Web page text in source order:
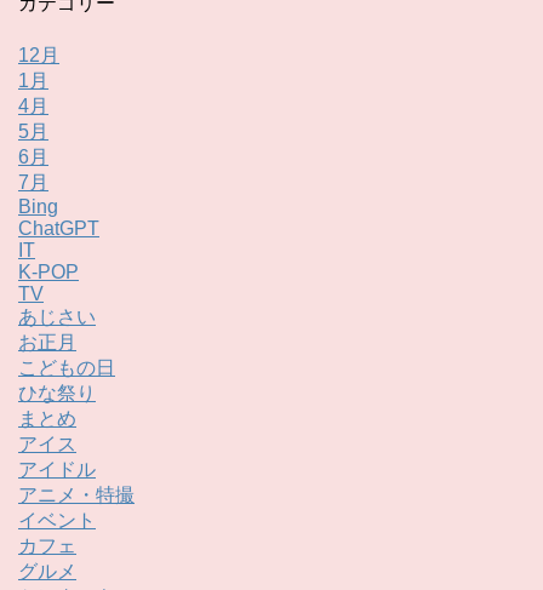
12月
1月
4月
5月
6月
7月
Bing
ChatGPT
IT
K-POP
TV
あじさい
お正月
こどもの日
ひな祭り
まとめ
アイス
アイドル
アニメ・特撮
イベント
カフェ
グルメ